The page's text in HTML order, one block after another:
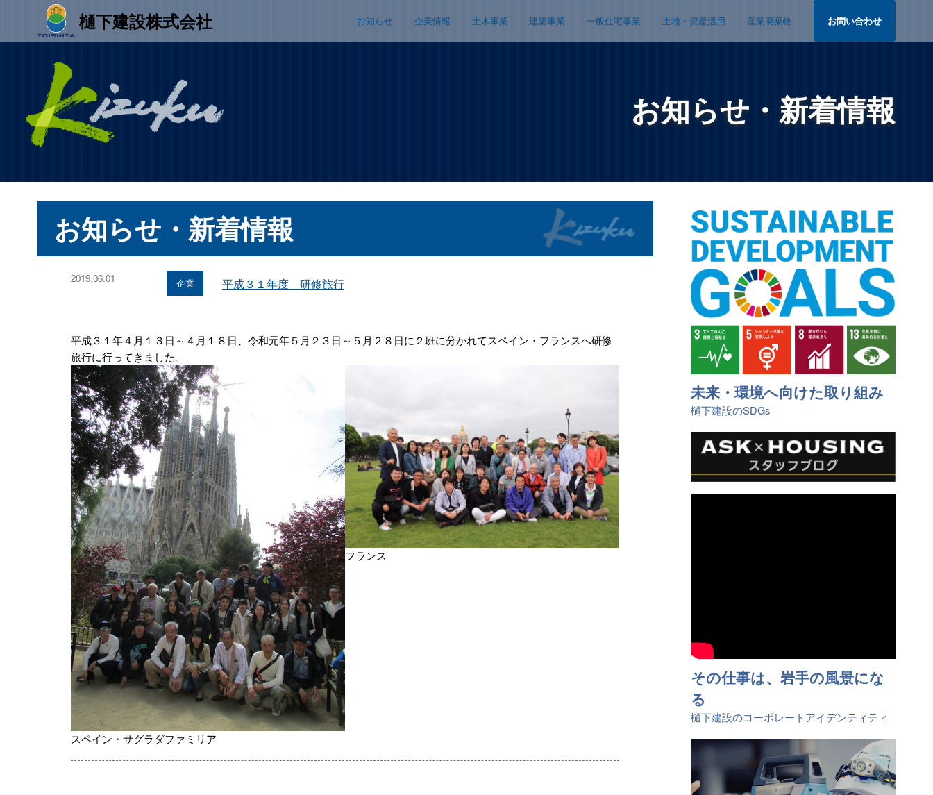
樋󠄀下建設株式会社 お知らせ 企業情報 土木事業 建築事業 一般住宅事業 土地・資産活用 産業廃棄物 お問い合わせ
お知らせ・新着情報
お知らせ・新着情報
2019.06.01 企業 平成３１年度 研修旅行
平成３１年４月１３日～４月１８日、令和元年５月２３日～５月２８日に２班に分かれてスペイン・フランスへ研修
旅行に行ってきました。
スペイン・サグラダファミリア
フランス
未来・環境へ向けた取り組み
樋󠄀下建設のSDGs
その仕事は、岩手の風景にな
る
樋󠄀下建設のコーポレートアイデンティティ